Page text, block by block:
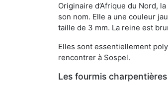
Originaire d’Afrique du Nord,
son nom. Elle a une couleur
taille de 3 mm. La reine est
Elles sont essentiellement
rencontrer à Sospel.
Les fourmis charpentières